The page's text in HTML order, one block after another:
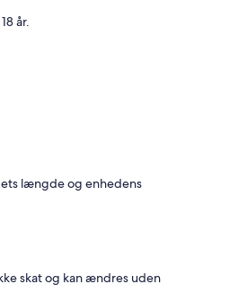
år.
længde og enhedens
skat og kan ændres uden